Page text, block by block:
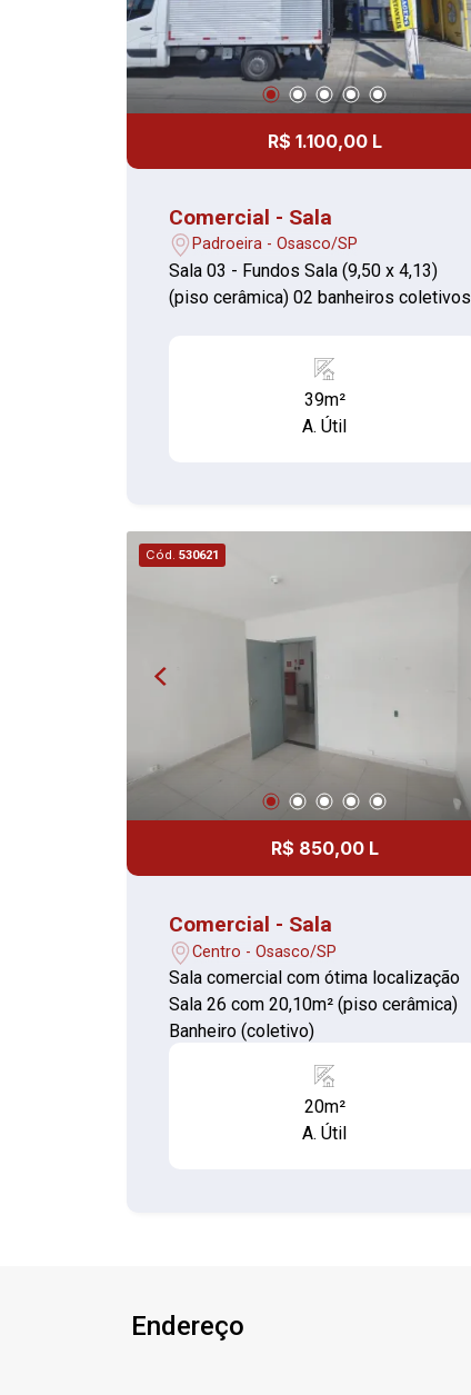
R$ 1.100,00 L
Comercial - Sala
Padroeira - Osasco/SP
Sala 03 - Fundos Sala (9,50 x 4,13)
(piso cerâmica) 02 banheiros coletivos
39m²
A. Útil
Cód. 530621
R$ 850,00 L
Comercial - Sala
Centro - Osasco/SP
Sala comercial com ótima localização
Sala 26 com 20,10m² (piso cerâmica)
Banheiro (coletivo)
20m²
A. Útil
Endereço